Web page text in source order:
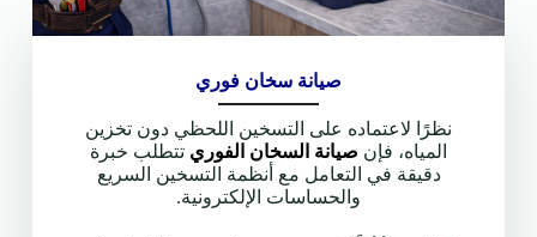
صيانة سخان فوري
نظرًا لاعتماده على التسخين اللحظي دون تخزين
المياه، فإن صيانة السخان الفوري تتطلب خبرة
دقيقة في التعامل مع أنظمة التسخين السريع
والحساسات الإلكترونية.